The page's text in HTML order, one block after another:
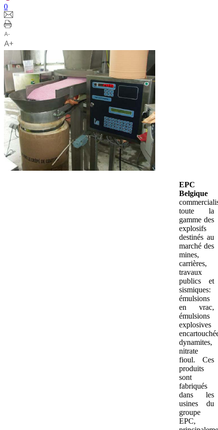
0
EPC
Belgique
toute la
gamme des
explosifs
destinés au
marché des
mines,
carrières,
travaux
publics et
sismiques:
émulsions
en vrac,
émulsions
explosives
dynamites,
nitrate
fioul. Ces
produits
sont
fabriqués
dans les
usines du
groupe
EPC,